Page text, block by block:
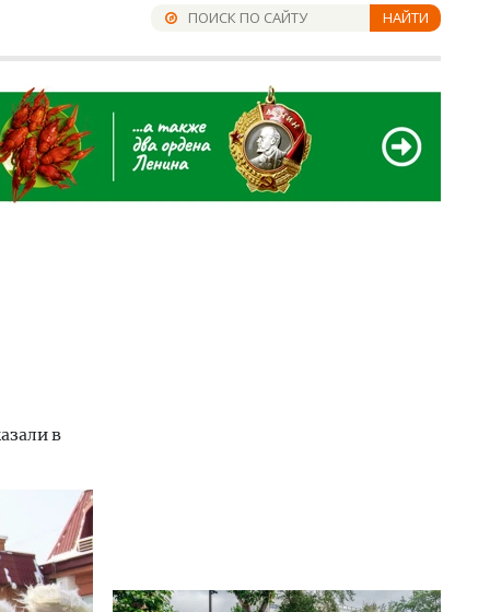
НАЙТИ
в